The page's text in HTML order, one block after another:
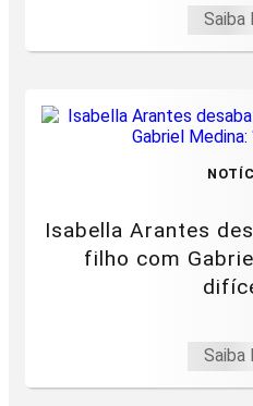
Saiba
Isabella Arantes
filho com
Saiba